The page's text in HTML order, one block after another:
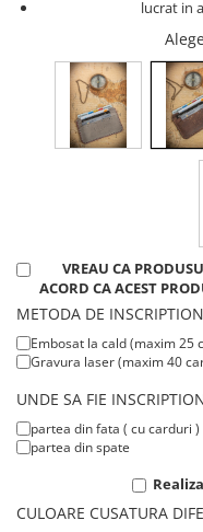
lucrat in
VREAU CA
ACORD CA ACEST
METODA DE
Embosat la cald (maxim 25
Gravura laser (maxim 40
UNDE SA FIE
partea din fata ( cu carduri )
partea din spate
CULOARE CUSATURA